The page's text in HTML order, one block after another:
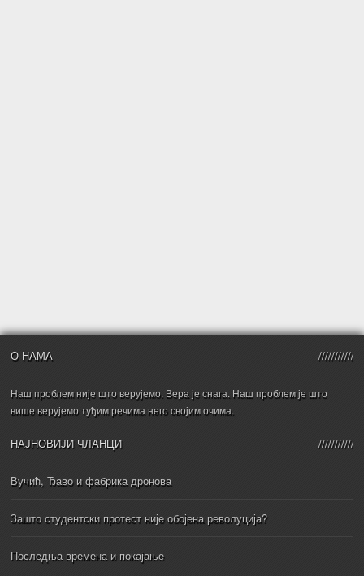
О НАМА
Наш проблем није што верујемо. Вера је снага. Наш проблем је што
више верујемо туђим речима него својим очима.
НАЈНОВИЈИ ЧЛАНЦИ
Вучић, Ђаво и фабрика дронова
Зашто студентски протест није обојена револуција?
Последња времена и покајање